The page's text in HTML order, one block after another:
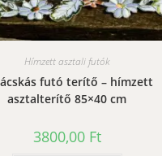
Hímzett asztali futók
futó terítő – hímzett
asztalterítő 85×40 cm
3800,00 Ft